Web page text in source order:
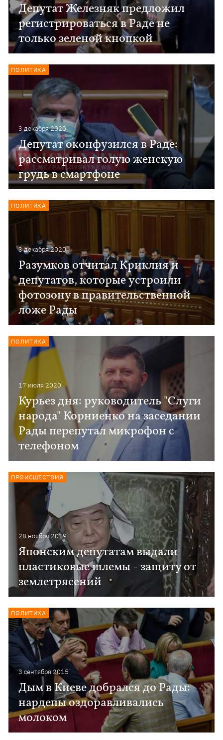
Депутат Железняк предложил
регистрироваться в Раде не
только зеленой кнопкой
3 декабря 2020
Депутат оконфузился в Раде:
рассматривал голую женскую
грудь в смартфоне
ПОЛИТИКА
3 декабря 2020
Разумков отчитал Криклия и
депутатов, которые устроили
фотозону в правительственной
ложе Рады
ПОЛИТИКА
17 июля 2020
Курьез дня: руководитель "Слуги
народа" Корниенко на заседании
Рады перепутал микрофон с
телефоном
ПОЛИТИКА
28 ноября 2019
Японским депутатам выдали
пластиковые шлемы - защиту от
землетрясений
ПРОИСШЕСТВИЯ
3 сентября 2015
Дым в Киеве добрался до Рады:
нардепы оздоравливались
молоком
ПОЛИТИКА